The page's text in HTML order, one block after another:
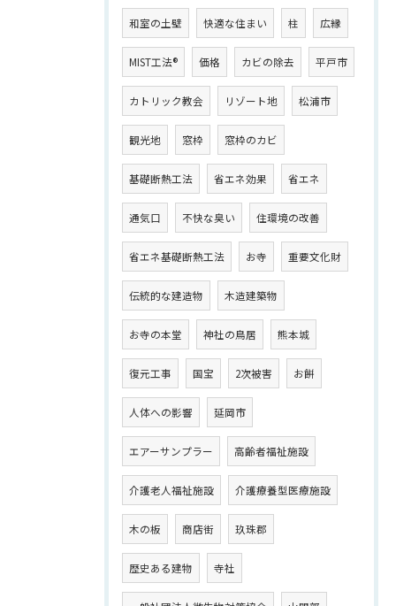
和室の土壁 快適な住まい 柱 広縁
MIST工法® 価格 カビの除去 平戸市
カトリック教会 リゾート地 松浦市
観光地 窓枠 窓枠のカビ
基礎断熱工法 省エネ効果 省エネ
通気口 不快な臭い 住環境の改善
省エネ基礎断熱工法 お寺 重要文化財
伝統的な建造物 木造建築物
お寺の本堂 神社の鳥居 熊本城
復元工事 国宝 2次被害 お餅
人体への影響 延岡市
エアーサンプラー 高齢者福祉施設
介護老人福祉施設 介護療養型医療施設
木の板 商店街 玖珠郡
歴史ある建物 寺社